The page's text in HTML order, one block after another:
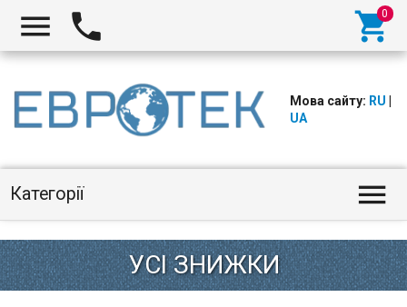
  
Мова сайту: RU
UA
Категорії 